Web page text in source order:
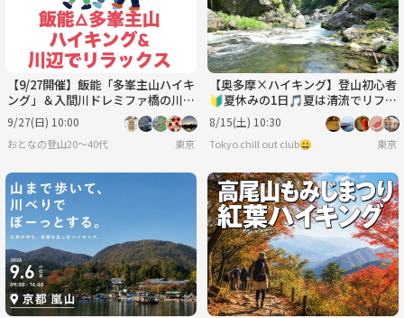
【9/27開催】飯能「多峯主山ハイキ
ング」＆入間川ドレミファ橋の川辺
リラックス体験！🌿✨
9/27(日) 10:00
おとなの登山20〜40代 東京
【奥多摩×ハイキング】登山初心者
🔰夏休みの1日🎵夏は清流でリフレ
ッシュしましょう🌿🚶‍♂️
8/15(土) 10:30
Tokyo chill out club😀 東京